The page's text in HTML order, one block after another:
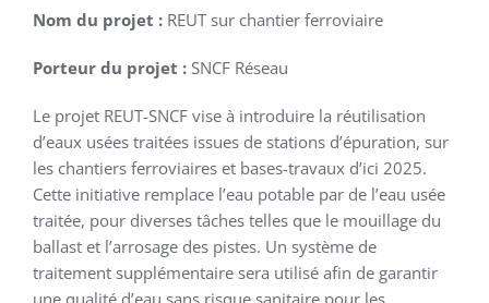
Nom du projet : REUT sur chantier ferroviaire
Porteur du projet : SNCF Réseau
Le projet REUT-SNCF vise à introduire la réutilisation
d’eaux usées traitées issues de stations d’épuration, sur
les chantiers ferroviaires et bases-travaux d’ici 2025.
Cette initiative remplace l’eau potable par de l’eau usée
traitée, pour diverses tâches telles que le mouillage du
ballast et l’arrosage des pistes. Un système de
traitement supplémentaire sera utilisé afin de garantir